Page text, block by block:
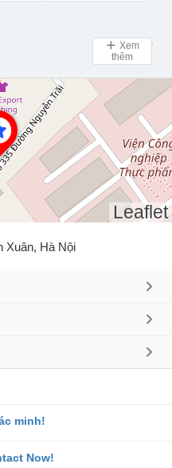
Day Off
Xem
thêm
Leaflet
Xuân, Hà Nội
minh!
Now!